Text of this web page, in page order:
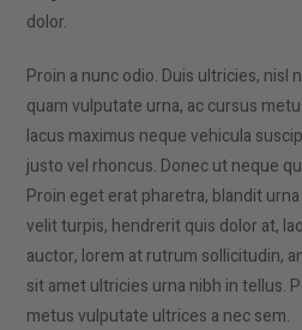
dolor.
Proin a nunc odio. Duis ultricies, nisl
quam vulputate urna, ac cursus
lacus maximus neque vehicula
justo vel rhoncus. Donec ut neque
Proin eget erat pharetra, blandit
velit turpis, hendrerit quis dolor at,
auctor, lorem at rutrum sollicitudin,
sit amet ultricies urna nibh in tellus.
metus vulputate ultrices a nec sem.